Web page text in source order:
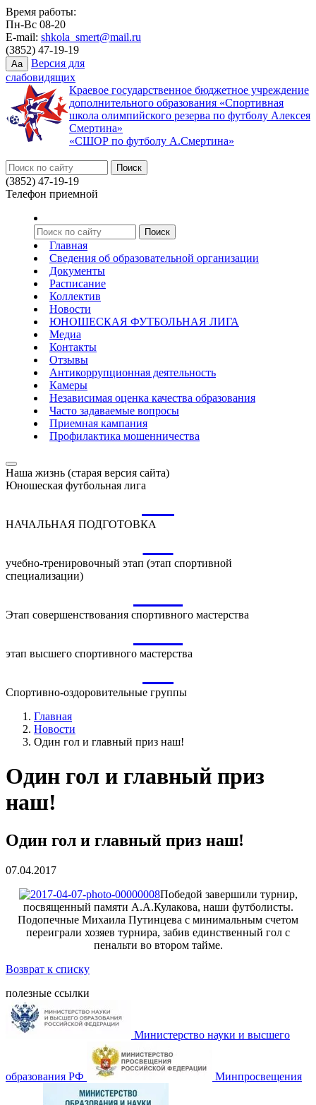
Время работы:
Пн-Вс 08-20
E-mail: shkola_smert@mail.ru
(3852) 47-19-19
Aa
Версия для
слабовидящих
Краевое государственное бюджетное учреждение
дополнительного образования «Спортивная
школа олимпийского резерва по футболу Алексея
Смертина»
«СШОР по футболу А.Смертина»
(3852) 47-19-19
Телефон приемной
Главная
Сведения об образовательной организации
Документы
Расписание
Коллектив
Новости
ЮНОШЕСКАЯ ФУТБОЛЬНАЯ ЛИГА
Медиа
Контакты
Отзывы
Антикоррупционная деятельность
Камеры
Независимая оценка качества образования
Часто задаваемые вопросы
Приемная кампания
Профилактика мошенничества
Наша жизнь (старая версия сайта)
Юношеская футбольная лига
НАЧАЛЬНАЯ ПОДГОТОВКА
учебно-тренировочный этап (этап спортивной
специализации)
Этап совершенствования спортивного мастерства
этап высшего спортивного мастерства
Спортивно-оздоровительные группы
Главная
Новости
Один гол и главный приз наш!
Один гол и главный приз
наш!
Один гол и главный приз наш!
07.04.2017
Победой завершили турнир,
посвященный памяти А.А.Кулакова, наши футболисты.
Подопечные Михаила Путинцева с минимальным счетом
переиграли хозяев турнира, забив единственный гол с
пенальти во втором тайме.
Возврат к списку
полезные ссылки
Министерство науки и высшего
образования РФ Минпросвещения